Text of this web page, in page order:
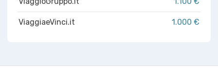
ViaggiaeVinci.it 1.000 €